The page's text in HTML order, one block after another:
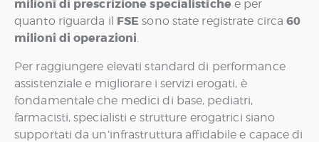
milioni di prescrizione specialistichee per
quanto riguarda il FSE sono state registrate circa60
milioni di operazioni.
Per raggiungere elevati standard di performance
assistenziale e migliorare i servizi erogati, è
fondamentale che medici di base, pediatri,
farmacisti, specialisti e strutture erogatrici siano
supportati da un’infrastruttura affidabile e capace di